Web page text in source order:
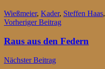
Wießmeier, Kader, Steffen Haas,
Beitragsnavigation
Vorheriger Beitrag
Raus aus den Federn
Nächster Beitrag